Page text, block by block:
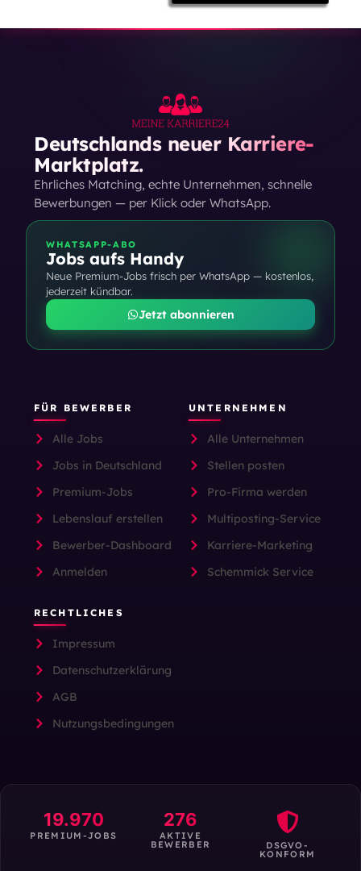
Deutschlands neuer Karriere-
Marktplatz.
Ehrliches Matching, echte Unternehmen, schnelle
Bewerbungen — per Klick oder WhatsApp.
WHATSAPP-ABO
Jobs aufs Handy
Neue Premium-Jobs frisch per WhatsApp — kostenlos,
jederzeit kündbar.
Jetzt abonnieren
FÜR BEWERBER
Alle Jobs
Jobs in Deutschland
Premium-Jobs
Lebenslauf erstellen
Bewerber-Dashboard
Anmelden
UNTERNEHMEN
Alle Unternehmen
Stellen posten
Pro-Firma werden
Multiposting-Service
Karriere-Marketing
Schemmick Service
RECHTLICHES
Impressum
Datenschutzerklärung
AGB
Nutzungsbedingungen
19.970
PREMIUM-JOBS
276
AKTIVE
BEWERBER DSGVO-
KONFORM